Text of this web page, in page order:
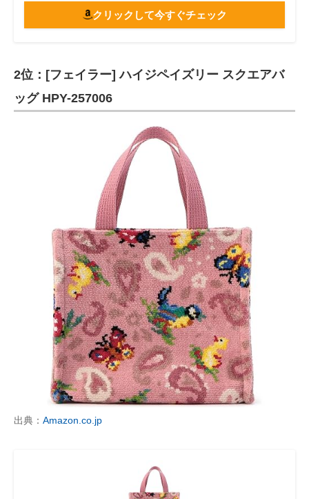
クリックして今すぐチェック
2位：[フェイラー] ハイジペイズリー スクエアバ
ッグ HPY-257006
出典： Amazon.co.jp